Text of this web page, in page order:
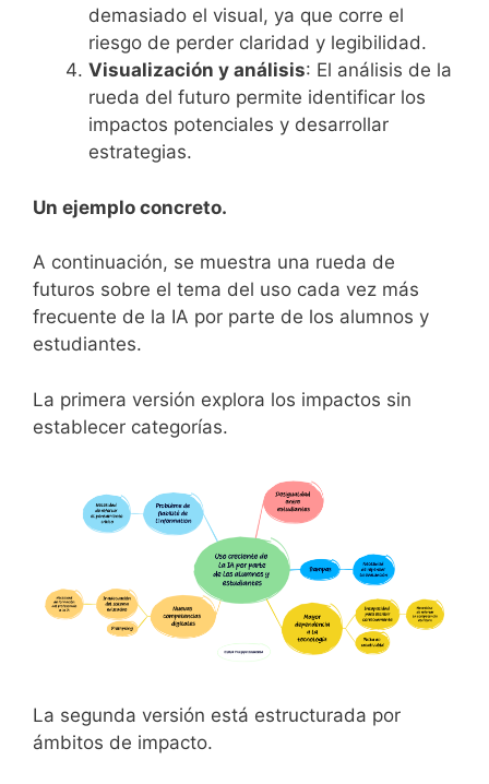
demasiado el visual, ya que corre el
riesgo de perder claridad y legibilidad.
Visualización y análisis: El análisis de la
rueda del futuro permite identificar los
impactos potenciales y desarrollar
estrategias.
Un ejemplo concreto.
A continuación, se muestra una rueda de
futuros sobre el tema del uso cada vez más
frecuente de la IA por parte de los alumnos y
estudiantes.
La primera versión explora los impactos sin
establecer categorías.
La segunda versión está estructurada por
ámbitos de impacto.